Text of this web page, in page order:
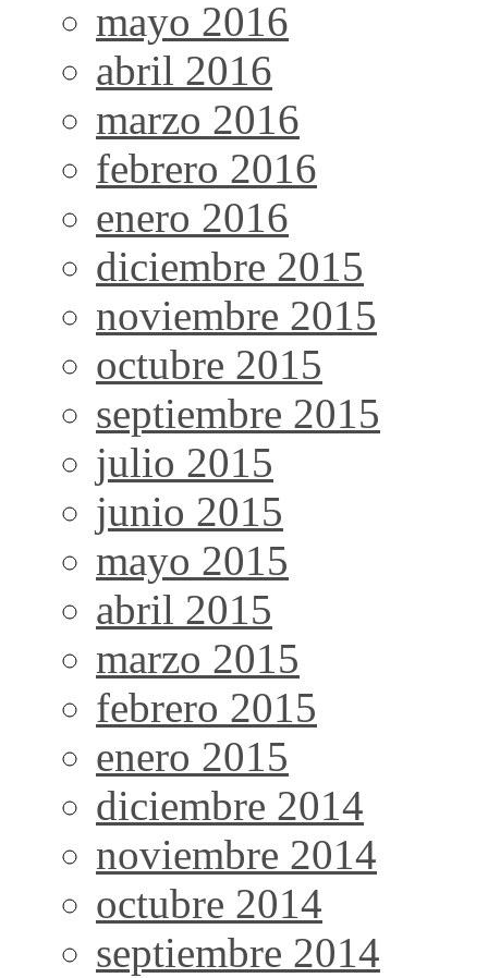
mayo 2016
abril 2016
marzo 2016
febrero 2016
enero 2016
diciembre 2015
noviembre 2015
octubre 2015
septiembre 2015
julio 2015
junio 2015
mayo 2015
abril 2015
marzo 2015
febrero 2015
enero 2015
diciembre 2014
noviembre 2014
octubre 2014
septiembre 2014